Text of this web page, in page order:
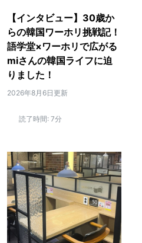
【インタビュー】30歳か
らの韓国ワーホリ挑戦記！
語学堂×ワーホリで広がる
miさんの韓国ライフに迫
りました！
2026年8月6日更新
読了時間: 7分